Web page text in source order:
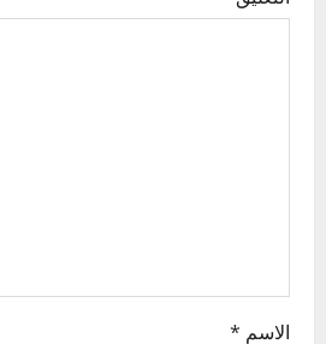
g
الاسم *